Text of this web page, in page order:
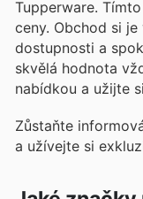
Tupperware.
ceny. Obchod si
dostupnosti a
skvělá hodnota
nabídkou a užijte
Zůstaňte
a užívejte si